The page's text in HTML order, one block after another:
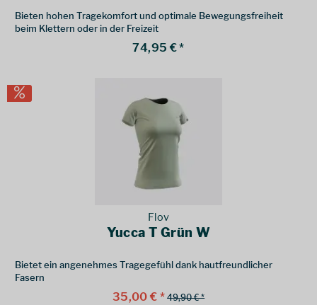
Bieten hohen Tragekomfort und optimale Bewegungsfreiheit
beim Klettern oder in der Freizeit
74,95 € *
Flov
Yucca T Grün W
Bietet ein angenehmes Tragegefühl dank hautfreundlicher
Fasern
35,00 € * 49,90 € *